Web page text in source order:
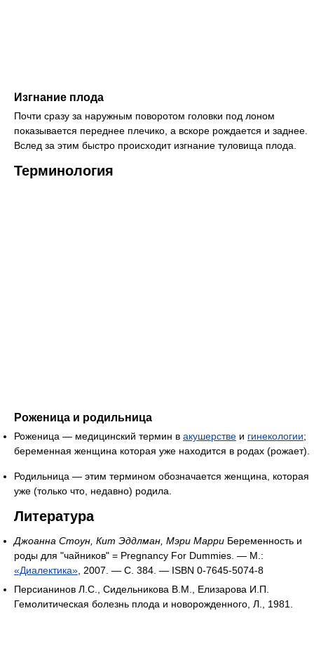
Изгнание плода
Почти сразу за наружным поворотом головки под лоном
показывается переднее плечико, а вскоре рождается и заднее.
Вслед за этим быстро происходит изгнание туловища плода.
Терминология
Роженица и родильница
Роженица — медицинский термин в акушерстве и гинекологии;
беременная женщина которая уже находится в родах (рожает).
Родильница — этим термином обозначается женщина, которая
уже (только что, недавно) родила.
Литература
Джоанна Стоун, Кит Эддлман, Мэри Марри Беременность и
роды для "чайников" = Pregnancy For Dummies. — М.:
«Диалектика» , 2007. — С. 384. — ISBN 0-7645-5074-8
Персианинов Л.С., Сидельникова В.М., Елизарова И.П.
Гемолитическая болезнь плода и новорожденного, Л., 1981.